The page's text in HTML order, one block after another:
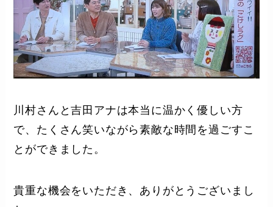
川村さんと吉田アナは本当に温かく優しい方
で、たくさん笑いながら素敵な時間を過ごすこ
とができました。
貴重な機会をいただき、ありがとうございまし